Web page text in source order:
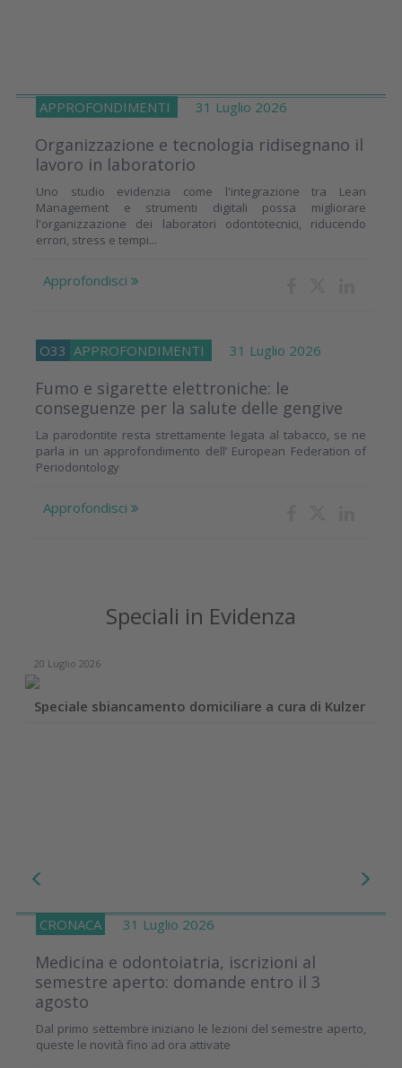
APPROFONDIMENTI 31 Luglio 2026
Organizzazione e tecnologia ridisegnano il
lavoro in laboratorio
Uno studio evidenzia come l'integrazione tra Lean
Management e strumenti digitali possa migliorare
l'organizzazione dei laboratori odontotecnici, riducendo
errori, stress e tempi...
Approfondisci
O33 APPROFONDIMENTI 31 Luglio 2026
Fumo e sigarette elettroniche: le
conseguenze per la salute delle gengive
La parodontite resta strettamente legata al tabacco, se ne
parla in un approfondimento dell’ European Federation of
Periodontology
Approfondisci
Speciali in Evidenza
20 Luglio 2026
Speciale sbiancamento domiciliare a cura di Kulzer
CRONACA 31 Luglio 2026
Medicina e odontoiatria, iscrizioni al
semestre aperto: domande entro il 3
agosto
Dal primo settembre iniziano le lezioni del semestre aperto,
queste le novità fino ad ora attivate